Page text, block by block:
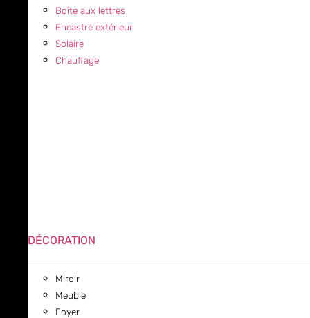
Boîte aux lettres
Encastré extérieur
Solaire
Chauffage
DÉCORATION
Miroir
Meuble
Foyer